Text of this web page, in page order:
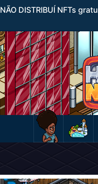
DISTRIBUÍ NFTs